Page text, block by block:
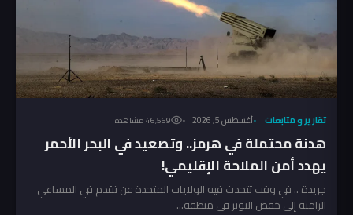
تقارير و متابعات أغسطس 5, 2026 46٬569 مشاهدة
هدنة محتملة في هرمز.. وتصعيد في البحر الأحمر
يهدد أمن الملاحة الإقليمي!
جريدة .. في وقت تتحدث فيه الولايات المتحدة عن تقدم في المساعي
الرامية إلى خفض التوتر في منطقة...